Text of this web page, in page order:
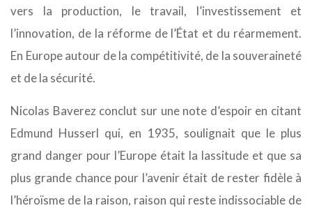
vers la production, le travail, l’investissement et
l’innovation, de la réforme de l’État et du réarmement.
En Europe autour de la compétitivité, de la souveraineté
et de la sécurité.
Nicolas Baverez conclut sur une note d’espoir en citant
Edmund Husserl qui, en 1935, soulignait que le plus
grand danger pour l’Europe était la lassitude et que sa
plus grande chance pour l’avenir était de rester fidèle à
l’héroïsme de la raison, raison qui reste indissociable de